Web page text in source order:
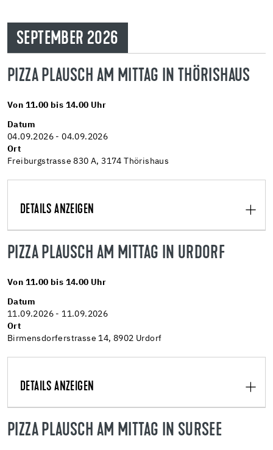
SEPTEMBER 2026
PIZZA PLAUSCH AM MITTAG IN THÖRISHAUS
Von 11.00 bis 14.00 Uhr
Datum
04.09.2026 - 04.09.2026
Ort
Freiburgstrasse 830 A, 3174 Thörishaus
DETAILS ANZEIGEN
PIZZA PLAUSCH AM MITTAG IN URDORF
Von 11.00 bis 14.00 Uhr
Datum
11.09.2026 - 11.09.2026
Ort
Birmensdorferstrasse 14, 8902 Urdorf
DETAILS ANZEIGEN
PIZZA PLAUSCH AM MITTAG IN SURSEE